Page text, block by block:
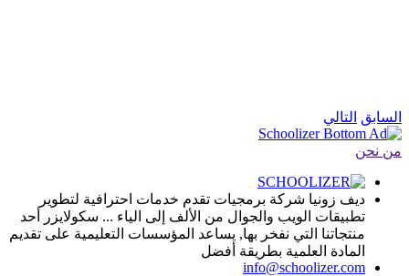
السابق التالي
من نحن
ديف زونيا شركة برمجيات تقدم خدمات احترافية لتطوير
تطبيقات الويب والجوال من الألف إلى الياء ... سكولايزر أحد
منتجاتنا التي نفخر بها, يساعد المؤسسات التعليمية على تقديم
المادة العلمية بطريقة أفضل
info@schoolizer.com